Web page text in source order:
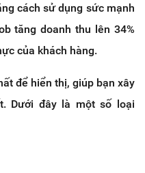
cách sử dụng sức mạnh
tăng doanh thu lên 34%
của khách hàng.
để hiển thị, giúp bạn xây
Dưới đây là một số loại